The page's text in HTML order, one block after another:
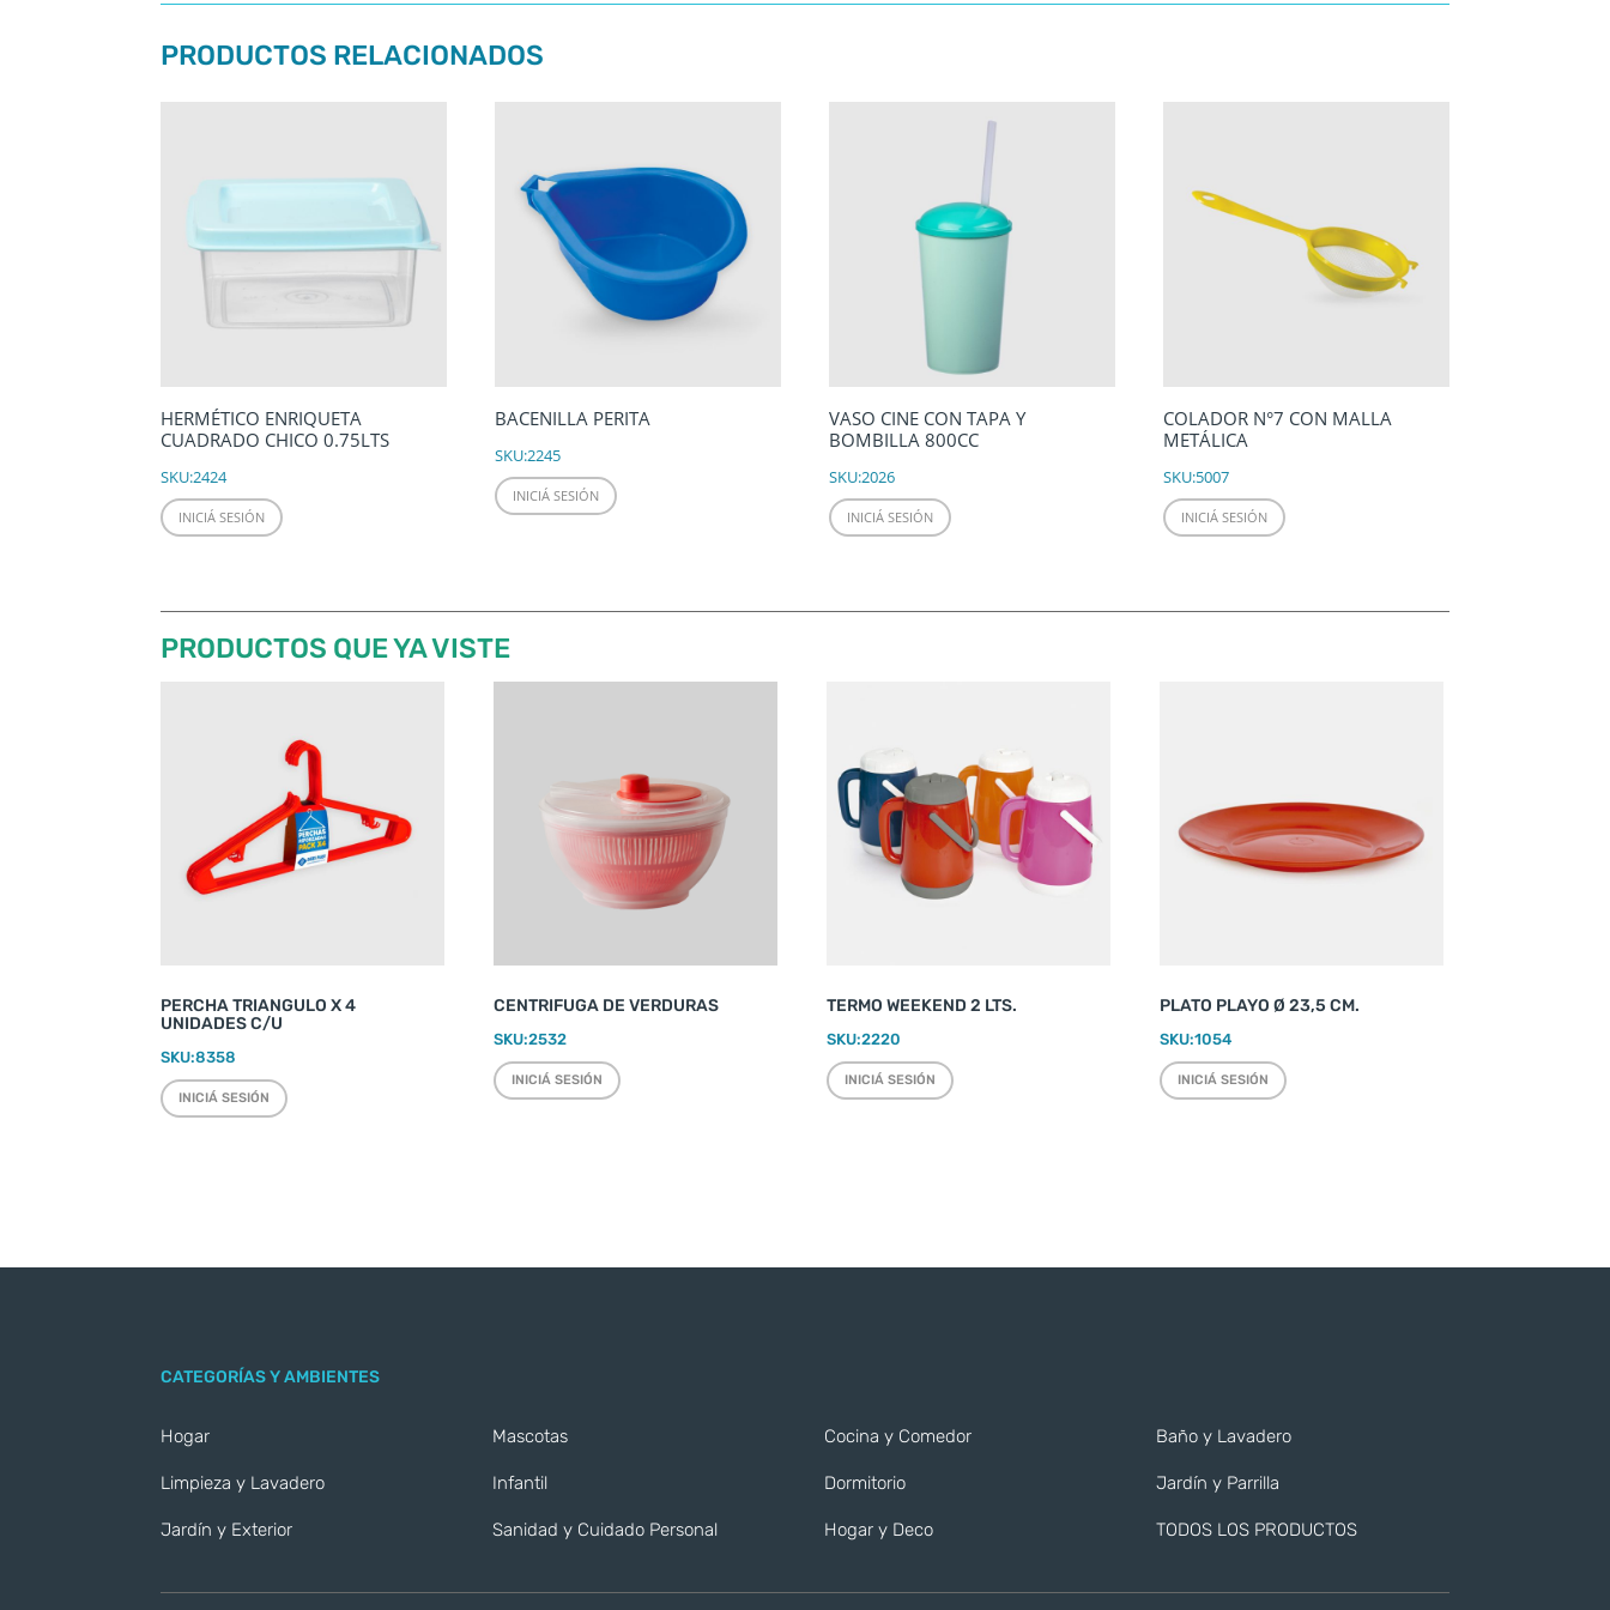
PRODUCTOS RELACIONADOS
HERMÉTICO ENRIQUETA
CUADRADO CHICO 0.75LTS
SKU:2424
INICIÁ SESIÓN
BACENILLA PERITA
SKU:2245
INICIÁ SESIÓN
VASO CINE CON TAPA Y
BOMBILLA 800CC
SKU:2026
INICIÁ SESIÓN
COLADOR N°7 CON MALLA
METÁLICA
SKU:5007
INICIÁ SESIÓN
PRODUCTOS QUE YA VISTE
PERCHA TRIANGULO X 4
UNIDADES C/U
SKU:8358
INICIÁ SESIÓN
CENTRIFUGA DE VERDURAS
SKU:2532
INICIÁ SESIÓN
TERMO WEEKEND 2 LTS.
SKU:2220
INICIÁ SESIÓN
PLATO PLAYO Ø 23,5 CM.
SKU:1054
INICIÁ SESIÓN
CATEGORÍAS Y AMBIENTES
Hogar
Limpieza y Lavadero
Jardín y Exterior
Mascotas
Infantil
Sanidad y Cuidado Personal
Cocina y Comedor
Dormitorio
Hogar y Deco
Baño y Lavadero
Jardín y Parrilla
TODOS LOS PRODUCTOS